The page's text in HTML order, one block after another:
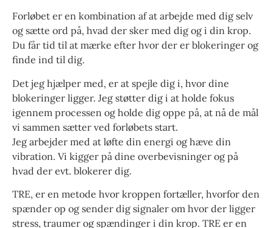
Forløbet er en kombination af at arbejde med dig selv
og sætte ord på, hvad der sker med dig og i din krop.
Du får tid til at mærke efter hvor der er blokeringer og
finde ind til dig.
Det jeg hjælper med, er at spejle dig i, hvor dine
blokeringer ligger. Jeg støtter dig i at holde fokus
igennem processen og holde dig oppe på, at nå de mål
vi sammen sætter ved forløbets start.
Jeg arbejder med at løfte din energi og hæve din
vibration. Vi kigger på dine overbevisninger og på
hvad der evt. blokerer dig.
TRE, er en metode hvor kroppen fortæller, hvorfor den
spænder op og sender dig signaler om hvor der ligger
stress, traumer og spændinger i din krop. TRE er en